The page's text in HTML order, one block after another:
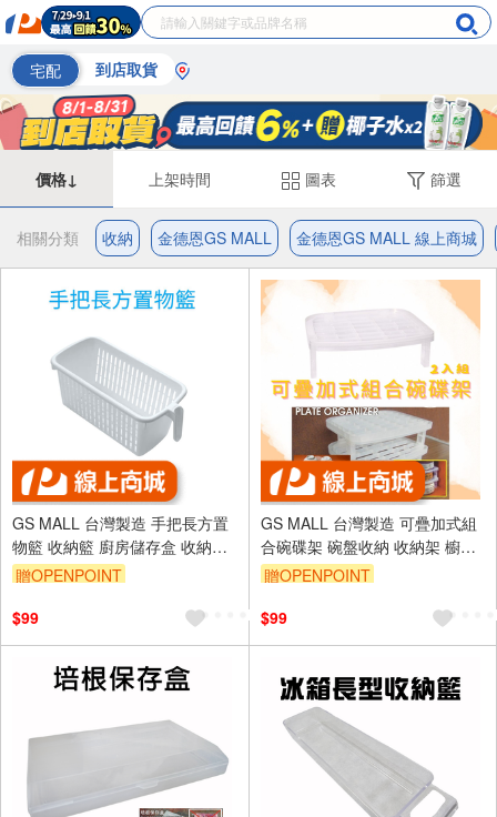
宅配 到店取貨
價格↓ 上架時間 圖表 篩選
相關分類 收納 金德恩GS MALL 金德恩GS MALL 線上商城
GS MALL 台灣製造 手把長方置
物籃 收納籃 廚房儲存盒 收納盒
衛浴用品收納盒 雜物置放盒 置
贈OPENPOINT
$99
GS MALL 台灣製造 可疊加式組
合碗碟架 碗盤收納 收納架 櫥櫃
分層架 碗收納 盤子收納 廚房收
贈OPENPOINT
$99